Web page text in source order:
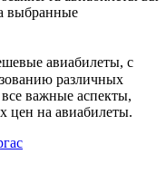
выбранные
авиабилеты, с
различных
важные аспекты,
цен на авиабилеты.